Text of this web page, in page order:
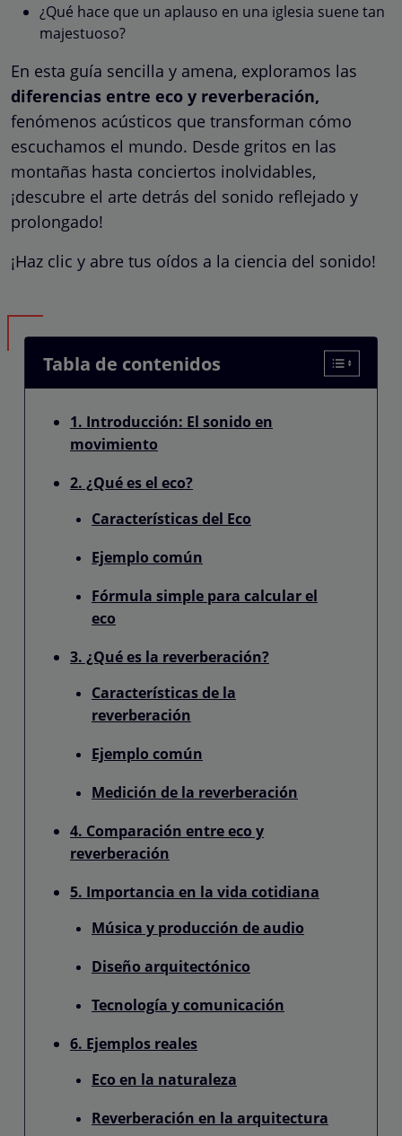
¿Qué hace que un aplauso en una iglesia suene tan
majestuoso?
En esta guía sencilla y amena, exploramos las
diferencias entre eco y reverberación,
fenómenos acústicos que transforman cómo
escuchamos el mundo. Desde gritos en las
montañas hasta conciertos inolvidables,
¡descubre el arte detrás del sonido reflejado y
prolongado!
¡Haz clic y abre tus oídos a la ciencia del sonido!
Tabla de contenidos
1. Introducción: El sonido en
movimiento
2. ¿Qué es el eco?
Características del Eco
Ejemplo común
Fórmula simple para calcular el
eco
3. ¿Qué es la reverberación?
Características de la
reverberación
Ejemplo común
Medición de la reverberación
4. Comparación entre eco y
reverberación
5. Importancia en la vida cotidiana
Música y producción de audio
Diseño arquitectónico
Tecnología y comunicación
6. Ejemplos reales
Eco en la naturaleza
Reverberación en la arquitectura